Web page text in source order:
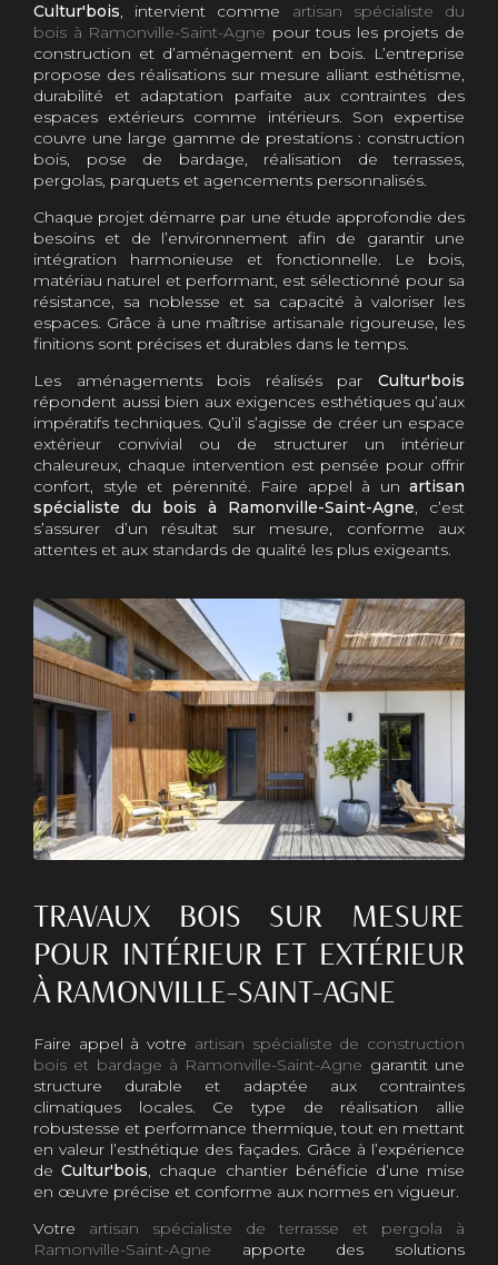
Cultur'bois, intervient comme artisan spécialiste du
bois à Ramonville-Saint-Agne pour tous les projets de
construction et d’aménagement en bois. L’entreprise
propose des réalisations sur mesure alliant esthétisme,
durabilité et adaptation parfaite aux contraintes des
espaces extérieurs comme intérieurs. Son expertise
couvre une large gamme de prestations : construction
bois, pose de bardage, réalisation de terrasses,
pergolas, parquets et agencements personnalisés.
Chaque projet démarre par une étude approfondie des
besoins et de l’environnement afin de garantir une
intégration harmonieuse et fonctionnelle. Le bois,
matériau naturel et performant, est sélectionné pour sa
résistance, sa noblesse et sa capacité à valoriser les
espaces. Grâce à une maîtrise artisanale rigoureuse, les
finitions sont précises et durables dans le temps.
Les aménagements bois réalisés par Cultur'bois
répondent aussi bien aux exigences esthétiques qu’aux
impératifs techniques. Qu’il s’agisse de créer un espace
extérieur convivial ou de structurer un intérieur
chaleureux, chaque intervention est pensée pour offrir
confort, style et pérennité. Faire appel à un artisan
spécialiste du bois à Ramonville-Saint-Agne, c’est
s’assurer d’un résultat sur mesure, conforme aux
attentes et aux standards de qualité les plus exigeants.
TRAVAUX BOIS SUR MESURE
POUR INTÉRIEUR ET EXTÉRIEUR
À RAMONVILLE-SAINT-AGNE
Faire appel à votre artisan spécialiste de construction
bois et bardage à Ramonville-Saint-Agne garantit une
structure durable et adaptée aux contraintes
climatiques locales. Ce type de réalisation allie
robustesse et performance thermique, tout en mettant
en valeur l’esthétique des façades. Grâce à l’expérience
deCultur'bois, chaque chantier bénéficie d’une mise
en œuvre précise et conforme aux normes en vigueur.
Votre artisan spécialiste de terrasse et pergola à
Ramonville-Saint-Agne apporte des solutions